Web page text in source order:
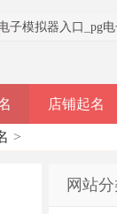
子模拟器入口 pg
店铺起名
>
网站